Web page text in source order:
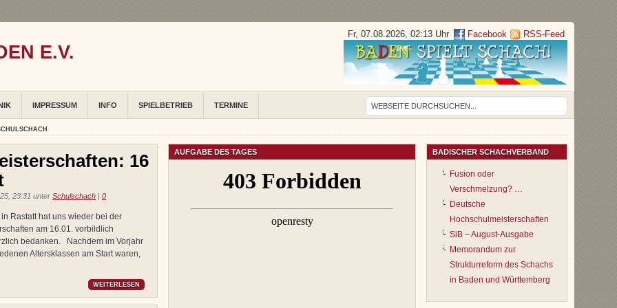
E.V.
Fr, 07.08.2026, 02:13 Uhr Facebook RSS-Feed
IMPRESSUM INFO SPIELBETRIEB TERMINE
16
23:31 unter Schulschach 0
Rastatt hat uns wieder bei der
am 16.01. vorbildlich
bedanken. Nachdem im Vorjahr
Altersklassen am Start waren,
WEITERLESEN
AUFGABE DES TAGES BADISCHER SCHACHVERBAND
Fusion oder
Verschmelzung? …
Deutsche
Hochschulmeisterschaften
SiB – August-Ausgabe
Memorandum zur
Strukturreform des Schachs
in Baden und Württemberg